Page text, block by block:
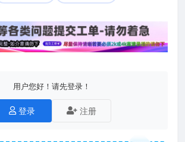
用户您好！请先登录！
登录 注册